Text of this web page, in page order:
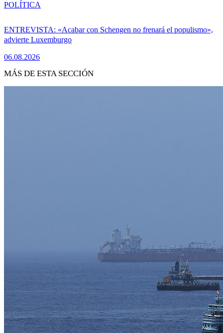
ENTREVISTA: «Acabar con Schengen no frenará el populismo»,
advierte Luxemburgo
06.08.2026
POLÍTICA
MÁS DE ESTA SECCIÓN